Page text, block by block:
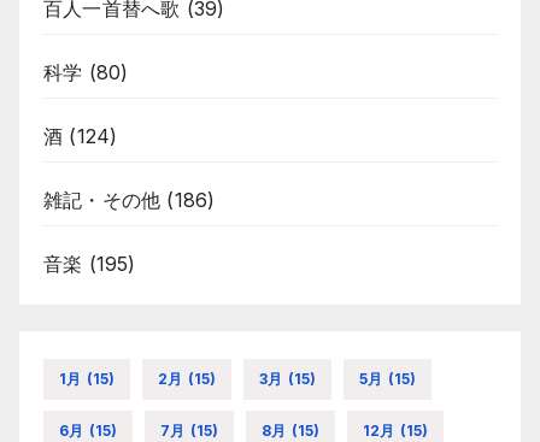
百人一首替へ歌 (39)
科学 (80)
酒 (124)
雑記・その他 (186)
音楽 (195)
1月 (15) 2月 (15) 3月 (15) 5月 (15)
6月 (15) 7月 (15) 8月 (15) 12月 (15)